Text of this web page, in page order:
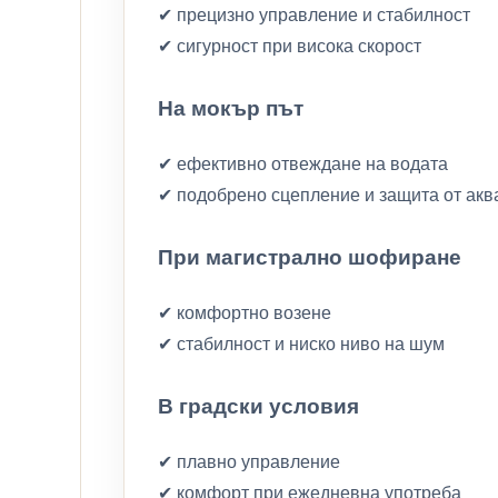
✔ прецизно управление и стабилност
✔ сигурност при висока скорост
На мокър път
✔ ефективно отвеждане на водата
✔ подобрено сцепление и защита от
При магистрално шофиране
✔ комфортно возене
✔ стабилност и ниско ниво на шум
В градски условия
✔ плавно управление
✔ комфорт при ежедневна употреба